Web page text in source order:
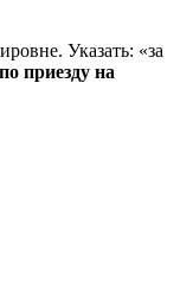
Указать: «за
приезду на